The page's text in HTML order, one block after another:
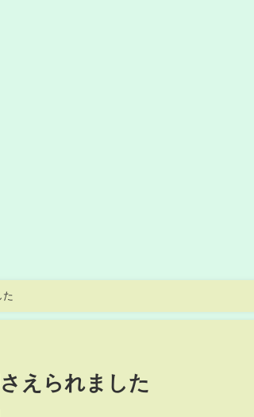
た
えられました